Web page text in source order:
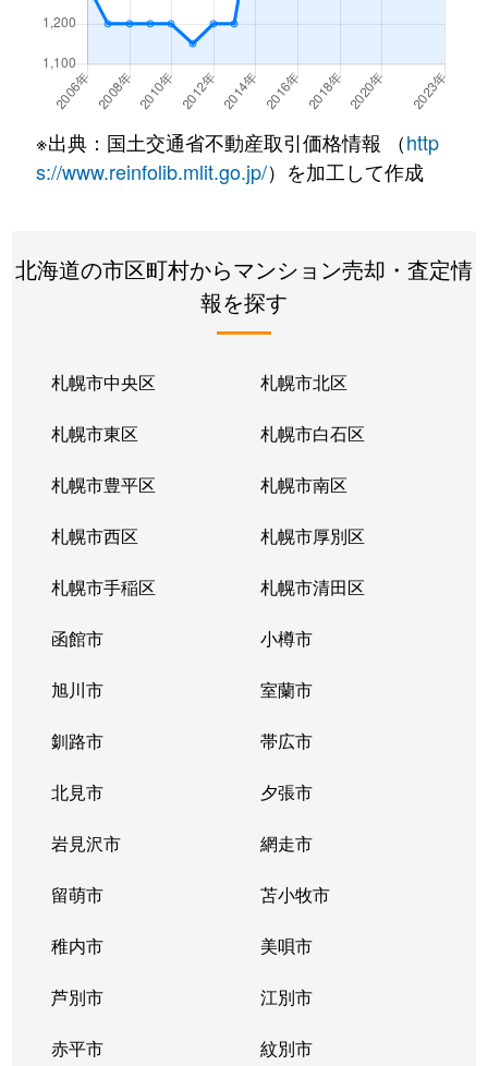
北２２条東 300万円
北２２条東
640万円 元町(札幌)
北２２条東
3,200万円 元町(札幌)
北２４条東
3,000万円 元町(札幌)
北２６条東
2,000万円 元町(札幌)
2,200万円
北３３条東
新道東
北３４条東
新道東
北３４条東
新道東
北３４条東
新道東
北３５条東
北34条
北３５条東
北34条
北３５条東
新道東
北３６条東
新道東
北３７条東
新道東
北３７条東
新道東
北３９条東
麻生
北３９条東
栄町(札幌)
北３９条東
栄町(札幌)
北４０条東
栄町(札幌)
※出典：国土交通省不動産取引価格情報 （http
s://www.reinfolib.mlit.go.jp/）を加工して作成
北海道の市区町村からマンション売却・査定情
報を探す
札幌市中央区 札幌市北区
札幌市東区 札幌市白石区
札幌市豊平区 札幌市南区
札幌市西区 札幌市厚別区
札幌市手稲区 札幌市清田区
函館市 小樽市
旭川市 室蘭市
釧路市 帯広市
北見市 夕張市
岩見沢市 網走市
留萌市 苫小牧市
稚内市 美唄市
芦別市 江別市
赤平市 紋別市